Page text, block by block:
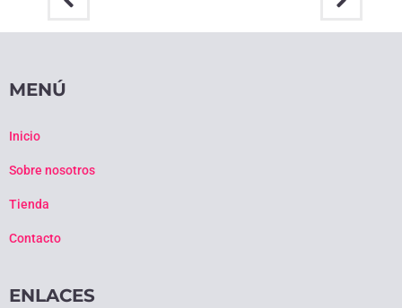
MENÚ
Inicio
Sobre nosotros
Tienda
Contacto
ENLACES